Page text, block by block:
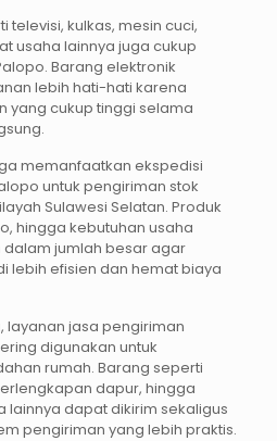
televisi, kulkas, mesin cuci,
usaha lainnya juga cukup
Barang elektronik
lebih hati-hati karena
yang cukup tinggi selama
memanfaatkan ekspedisi
untuk pengiriman stok
Sulawesi Selatan. Produk
hingga kebutuhan usaha
jumlah besar agar
lebih efisien dan hemat biaya
layanan jasa pengiriman
digunakan untuk
rumah. Barang seperti
dapur, hingga
dapat dikirim sekaligus
pengiriman yang lebih praktis.